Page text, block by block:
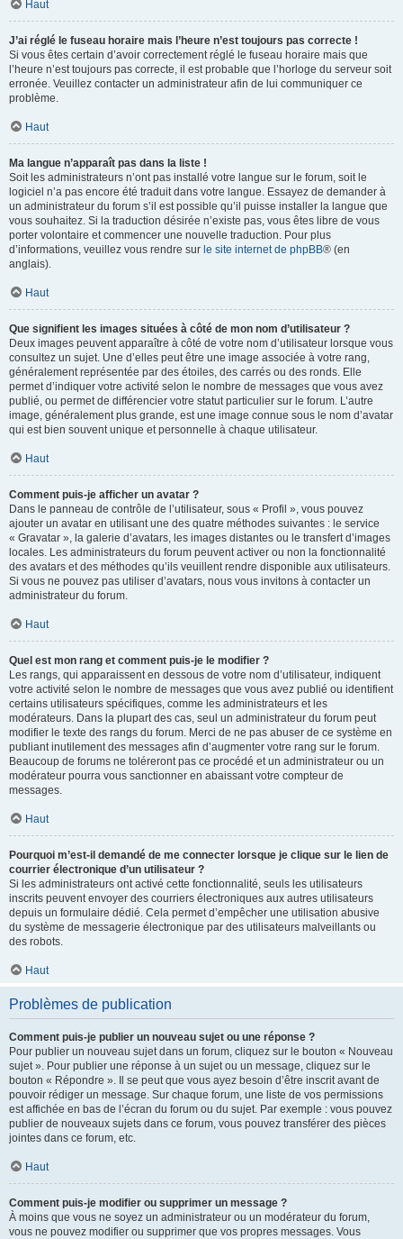
Haut
J’ai réglé le fuseau horaire mais l’heure n’est toujours pas correcte !
Si vous êtes certain d’avoir correctement réglé le fuseau horaire mais que
l’heure n’est toujours pas correcte, il est probable que l’horloge du serveur soit
erronée. Veuillez contacter un administrateur afin de lui communiquer ce
problème.
Haut
Ma langue n’apparaît pas dans la liste !
Soit les administrateurs n’ont pas installé votre langue sur le forum, soit le
logiciel n’a pas encore été traduit dans votre langue. Essayez de demander à
un administrateur du forum s’il est possible qu’il puisse installer la langue que
vous souhaitez. Si la traduction désirée n’existe pas, vous êtes libre de vous
porter volontaire et commencer une nouvelle traduction. Pour plus
d’informations, veuillez vous rendre sur le site internet de phpBB® (en
anglais).
Haut
Que signifient les images situées à côté de mon nom d’utilisateur ?
Deux images peuvent apparaître à côté de votre nom d’utilisateur lorsque vous
consultez un sujet. Une d’elles peut être une image associée à votre rang,
généralement représentée par des étoiles, des carrés ou des ronds. Elle
permet d’indiquer votre activité selon le nombre de messages que vous avez
publié, ou permet de différencier votre statut particulier sur le forum. L’autre
image, généralement plus grande, est une image connue sous le nom d’avatar
qui est bien souvent unique et personnelle à chaque utilisateur.
Haut
Comment puis-je afficher un avatar ?
Dans le panneau de contrôle de l’utilisateur, sous « Profil », vous pouvez
ajouter un avatar en utilisant une des quatre méthodes suivantes : le service
« Gravatar », la galerie d’avatars, les images distantes ou le transfert d’images
locales. Les administrateurs du forum peuvent activer ou non la fonctionnalité
des avatars et des méthodes qu’ils veuillent rendre disponible aux utilisateurs.
Si vous ne pouvez pas utiliser d’avatars, nous vous invitons à contacter un
administrateur du forum.
Haut
Quel est mon rang et comment puis-je le modifier ?
Les rangs, qui apparaissent en dessous de votre nom d’utilisateur, indiquent
votre activité selon le nombre de messages que vous avez publié ou identifient
certains utilisateurs spécifiques, comme les administrateurs et les
modérateurs. Dans la plupart des cas, seul un administrateur du forum peut
modifier le texte des rangs du forum. Merci de ne pas abuser de ce système en
publiant inutilement des messages afin d’augmenter votre rang sur le forum.
Beaucoup de forums ne toléreront pas ce procédé et un administrateur ou un
modérateur pourra vous sanctionner en abaissant votre compteur de
messages.
Haut
Pourquoi m’est-il demandé de me connecter lorsque je clique sur le lien de
courrier électronique d’un utilisateur ?
Si les administrateurs ont activé cette fonctionnalité, seuls les utilisateurs
inscrits peuvent envoyer des courriers électroniques aux autres utilisateurs
depuis un formulaire dédié. Cela permet d’empêcher une utilisation abusive
du système de messagerie électronique par des utilisateurs malveillants ou
des robots.
Haut
Problèmes de publication
Comment puis-je publier un nouveau sujet ou une réponse ?
Pour publier un nouveau sujet dans un forum, cliquez sur le bouton « Nouveau
sujet ». Pour publier une réponse à un sujet ou un message, cliquez sur le
bouton « Répondre ». Il se peut que vous ayez besoin d’être inscrit avant de
pouvoir rédiger un message. Sur chaque forum, une liste de vos permissions
est affichée en bas de l’écran du forum ou du sujet. Par exemple : vous pouvez
publier de nouveaux sujets dans ce forum, vous pouvez transférer des pièces
jointes dans ce forum, etc.
Haut
Comment puis-je modifier ou supprimer un message ?
À moins que vous ne soyez un administrateur ou un modérateur du forum,
vous ne pouvez modifier ou supprimer que vos propres messages. Vous